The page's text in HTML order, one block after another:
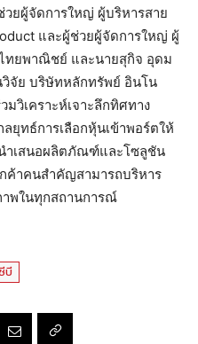
ยผู้จัดการใหญ่ ผู้บริหารสาย
และผู้ช่วยผู้จัดการใหญ่ ผู้
ทยพาณิชย์ และนายสุกิจ อุดม
วิจัย บริษัทหลักทรัพย์ อินโน
มวิเคราะห์เจาะลึกทิศทาง
ยุทธ์การเลือกหุ้นเข้าพอร์ตให้
ำเสนอผลิตภัณฑ์และโซลูชัน
ค้าคนสำคัญสามารถบริหาร
พในทุกสถานการณ์
บี